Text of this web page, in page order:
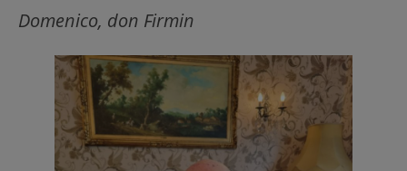
Domenico, don Firmin